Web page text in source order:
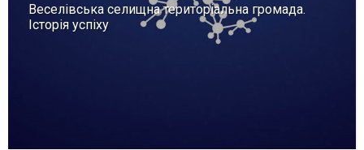
Веселівська селищна територіальна громада.
Історія успіху